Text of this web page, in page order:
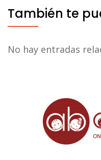
También te
No hay entradas